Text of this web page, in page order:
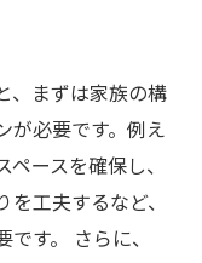
、まずは家族の構
が必要です。例え
ースを確保し、
工夫するなど、
す。 さらに、